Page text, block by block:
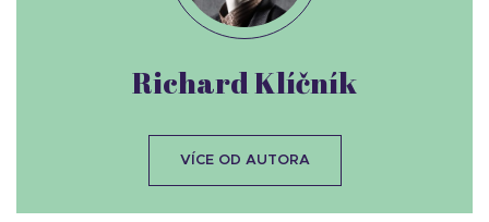
Richard Klíčník
VÍCE OD AUTORA